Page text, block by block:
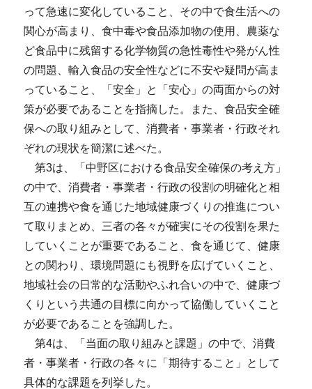
って急速に変化していること、その中で食生活への
関心が高まり、食中毒や食品添加物の使用、農薬な
ど食品中に残留する化学物質の急性毒性や発がん性
の問題、輸入食品の安全性などに不安や疑問が高ま
っていること、「安全」と「安心」の両面からの対
策が必要であることを指摘した。また、食品安全確
保への取り組みとして、消費者・事業者・行政それ
ぞれの現状を簡潔に述べた。
第3は、「中野区における食品安全確保の考え方」
の中で、消費者・事業者・行政の役割の明確化と相
互の連携や食を通じた地域健康づくりの推進につい
て取りまとめ、三者の各々が確実にその役割を果た
していくことが重要であること、食を通じて、健康
との関わり、環境問題にも視野を広げていくこと、
地域社会の日常的な活動やふれ合いの中で、健康づ
くりという共通の目標に向かって協働していくこと
が必要であることを強調した。
第4は、「当面の取り組みと課題」の中で、消費
者・事業者・行政の各々に「期待すること」として
具体的な課題を列挙した。